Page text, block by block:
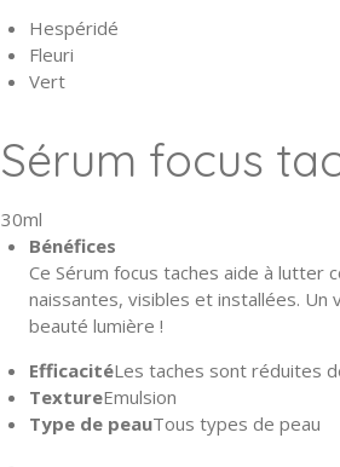
Hespéridé
Fleuri
Vert
Sérum focus
30ml
Bénéfices
Ce Sérum focus taches aide à lutter
naissantes, visibles et installées.
beauté lumière !
EfficacitéLes taches sont réduites
TextureEmulsion
Type de peauTous types de peau